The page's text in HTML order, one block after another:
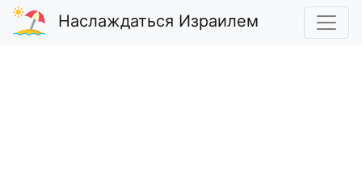
Наслаждаться Израилем